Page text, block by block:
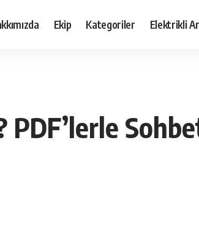
Ekip Kategoriler Elektrikli
PDF’lerle